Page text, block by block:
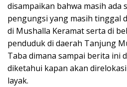
disampaikan bahwa masih ada
pengungsi yang masih tinggal
di Mushalla Keramat serta di
penduduk di daerah Tanjung
Taba dimana sampai berita ini
diketahui kapan akan
layak.